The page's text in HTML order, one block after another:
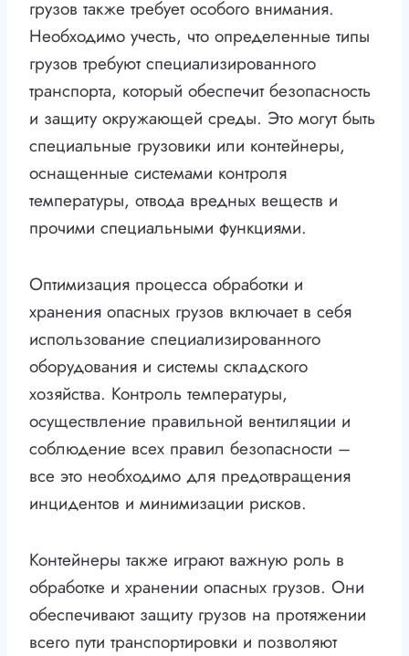
грузов также требует особого внимания.
Необходимо учесть, что определенные типы
грузов требуют специализированного
транспорта, который обеспечит безопасность
и защиту окружающей среды. Это могут быть
специальные грузовики или контейнеры,
оснащенные системами контроля
температуры, отвода вредных веществ и
прочими специальными функциями.
Оптимизация процесса обработки и
хранения опасных грузов включает в себя
использование специализированного
оборудования и системы складского
хозяйства. Контроль температуры,
осуществление правильной вентиляции и
соблюдение всех правил безопасности –
все это необходимо для предотвращения
инцидентов и минимизации рисков.
Контейнеры также играют важную роль в
обработке и хранении опасных грузов. Они
обеспечивают защиту грузов на протяжении
всего пути транспортировки и позволяют